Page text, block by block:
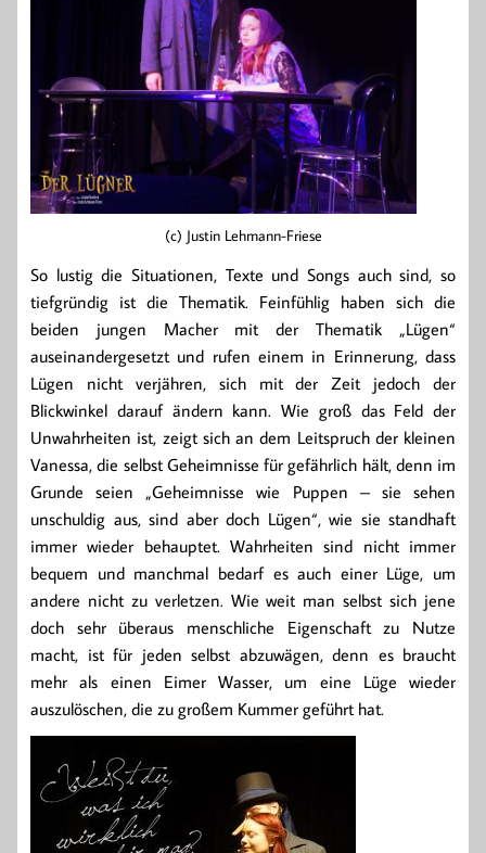
(c) Justin Lehmann-Friese
So lustig die Situationen, Texte und Songs auch sind, so
tiefgründig ist die Thematik. Feinfühlig haben sich die
beiden jungen Macher mit der Thematik „Lügen“
auseinandergesetzt und rufen einem in Erinnerung, dass
Lügen nicht verjähren, sich mit der Zeit jedoch der
Blickwinkel darauf ändern kann. Wie groß das Feld der
Unwahrheiten ist, zeigt sich an dem Leitspruch der kleinen
Vanessa, die selbst Geheimnisse für gefährlich hält, denn im
Grunde seien „Geheimnisse wie Puppen – sie sehen
unschuldig aus, sind aber doch Lügen“, wie sie standhaft
immer wieder behauptet. Wahrheiten sind nicht immer
bequem und manchmal bedarf es auch einer Lüge, um
andere nicht zu verletzen. Wie weit man selbst sich jene
doch sehr überaus menschliche Eigenschaft zu Nutze
macht, ist für jeden selbst abzuwägen, denn es braucht
mehr als einen Eimer Wasser, um eine Lüge wieder
auszulöschen, die zu großem Kummer geführt hat.